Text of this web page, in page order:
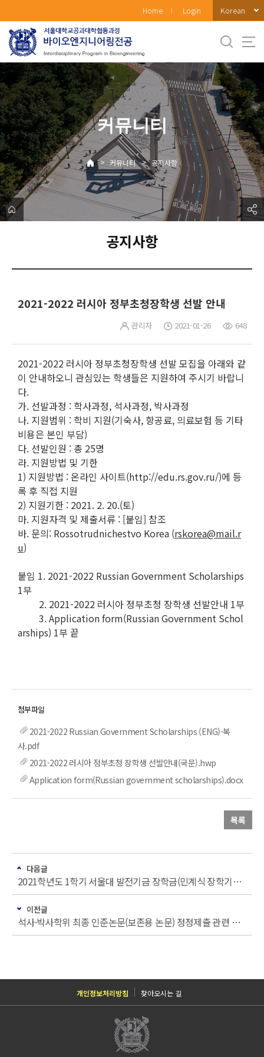
로
메
뉴
Home Login Korean
커뮤니티
> 커뮤니티 > 공지사항
공지사항
2021-2022 러시아 정부초청장학생 선발 안내
관리자 2021-01-26 648
2021-2022 러시아 정부초청장학생 선발 모집을 아래와 같
이 안내하오니 관심있는 학생들은 지원하여 주시기 바랍니
다.
가. 선발과정 : 학사과정, 석사과정, 박사과정
나. 지원범위 : 학비 지원(기숙사, 항공료, 의료보험 등 기타
비용은 본인 부담)
다. 선발인원 : 총 25명
라. 지원방법 및 기한
1) 지원방법 : 온라인 사이트(http://edu.rs.gov.ru/)에 등
록 후 직접 지원
2) 지원기한 : 2021. 2. 20.(토)
마. 지원자격 및 제출서류 : [붙임] 참조
바. 문의: Rossotrudnichestvo Korea (rskorea@mail.r
u)
붙임 1. 2021-2022 Russian Government Scholarships
1부
2. 2021-2022 러시아 정부초청 장학생 선발안내 1부
3. Application form(Russian Government Schol
arships) 1부 끝
2021-2022 Russian Government Scholarships (ENG)-복
사.pdf
2021-2022 러시아 정부초청 장학생 선발안내(국문).hwp
Application form(Russian government scholarships).docx
목록
다음글
2021학년도 1학기 서울대 발전기금 장학금(민계식 장학기금) 장학생 추천
이전글
석사·박사학위 최종 인준논문(보존용 논문) 정정제출 관련 안내
개인정보처리방침 찾아오시는 길